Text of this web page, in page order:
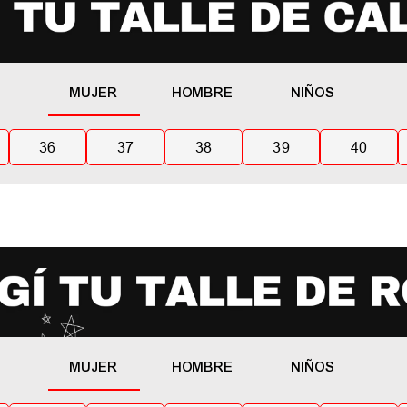
MUJER HOMBRE NIÑOS
36 37 38 39 40
MUJER HOMBRE NIÑOS